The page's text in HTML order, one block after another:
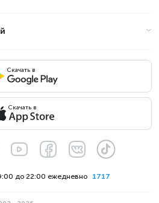
Скачать в
Скачать в
1717
до 22:00 ежедневно